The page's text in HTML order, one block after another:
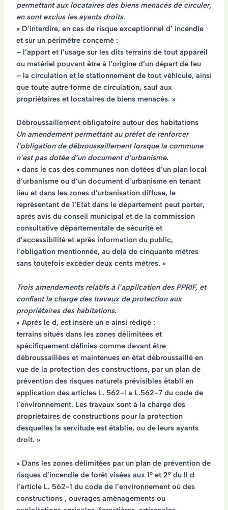
permettant aux locataires des biens menacés de circuler,
en sont exclus les ayants droits.
« D’interdire, en cas de risque exceptionnel d’ incendie
et sur un périmètre concerné :
– l’apport et l’usage sur les dits terrains de tout appareil
ou matériel pouvant être à l’origine d’un départ de feu
– la circulation et le stationnement de tout véhicule, ainsi
que toute autre forme de circulation, sauf aux
propriétaires et locataires de biens menacés. »
Débroussaillement obligatoire autour des habitations
Un amendement permettant au préfet de renforcer
l’obligation de débroussaillement lorsque la commune
n’est pas dotée d’un document d’urbanisme.
« dans le cas des communes non dotées d’un plan local
d’urbanisme ou d’un document d’urbanisme en tenant
lieu et dans les zones d’urbanisation diffuse, le
représentant de 1’Etat dans le département peut porter,
après avis du conseil municipal et de la commission
consultative départementale de sécurité et
d’accessibilité et après information du public,
l’obligation mentionnée, au delà de cinquante mètres
sans toutefois excéder deux cents mètres. »
Trois amendements relatifs à l’application des PPRIF, et
confiant la charge des travaux de protection aux
propriétaires des habitations.
« Après le d, est inséré un e ainsi rédigé :
terrains situés dans les zones délimitées et
spécifiquement définies comme devant être
débroussaillées et maintenues en état débroussaillé en
vue de la protection des constructions, par un plan de
prévention des risques naturels prévisibles établi en
application des articles L. 562-l a L.562-7 du code de
l’environnement. Les travaux sont à la charge des
propriétaires de constructions pour la protection
desquelles la servitude est établie, ou de leurs ayants
droit. »
« Dans les zones délimitées par un plan de prévention de
risques d’incendie de forêt visées aux 1° et 2° du II d
l’article L. 562-1 du code de l’environnement où des
constructions , ouvrages aménagements ou